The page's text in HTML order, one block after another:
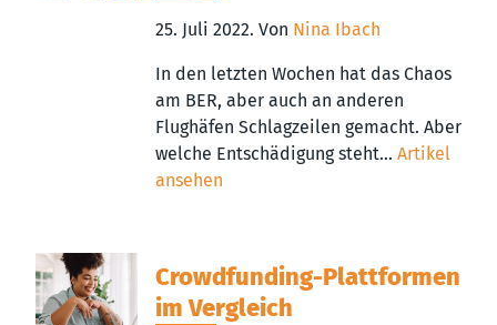
25. Juli 2022. Von Nina Ibach
In den letzten Wochen hat das Chaos
am BER, aber auch an anderen
Flughäfen Schlagzeilen gemacht. Aber
welche Entschädigung steht... Artikel
ansehen
Crowdfunding-Plattformen
im Vergleich